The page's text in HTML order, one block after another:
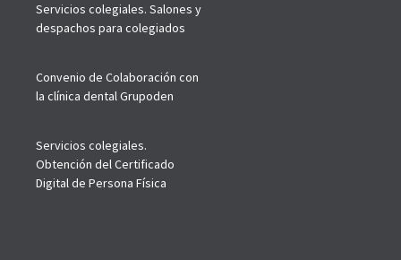
Servicios colegiales. Salones y
despachos para colegiados
Convenio de Colaboración con
la clínica dental Grupoden
Servicios colegiales.
Obtención del Certificado
Digital de Persona Física